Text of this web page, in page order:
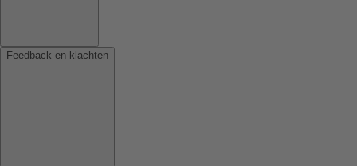
Feedback en klachten